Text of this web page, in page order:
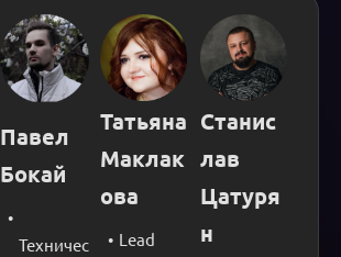
Павел
Бокай
Техничес
Татьяна
Маклак
ова
Lead
Станис
лав
Цатуря
н